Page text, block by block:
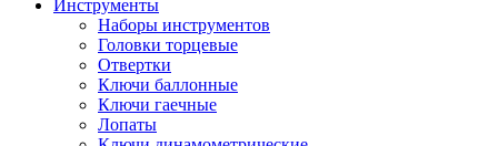
Инструменты
Наборы инструментов
Головки торцевые
Отвертки
Ключи баллонные
Ключи гаечные
Лопаты